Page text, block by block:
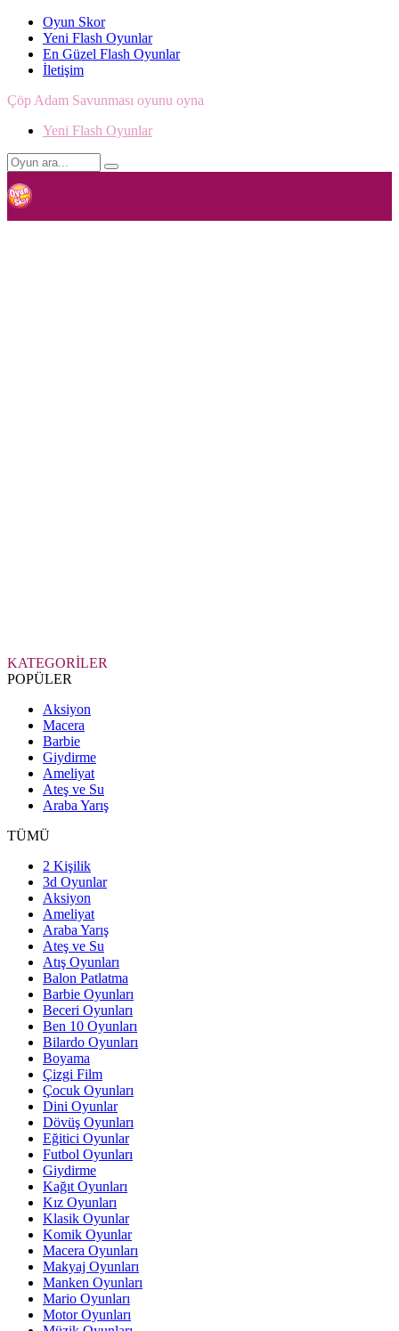
Oyun Skor
Yeni Flash Oyunlar
En Güzel Flash Oyunlar
İletişim
Çöp Adam Savunması oyunu oyna
Yeni Flash Oyunlar
KATEGORİLER
POPÜLER
Aksiyon
Macera
Barbie
Giydirme
Ameliyat
Ateş ve Su
Araba Yarış
TÜMÜ
2 Kişilik
3d Oyunlar
Aksiyon
Ameliyat
Araba Yarış
Ateş ve Su
Atış Oyunları
Balon Patlatma
Barbie Oyunları
Beceri Oyunları
Ben 10 Oyunları
Bilardo Oyunları
Boyama
Çizgi Film
Çocuk Oyunları
Dini Oyunlar
Dövüş Oyunları
Eğitici Oyunlar
Futbol Oyunları
Giydirme
Kağıt Oyunları
Kız Oyunları
Klasik Oyunlar
Komik Oyunlar
Macera Oyunları
Makyaj Oyunları
Manken Oyunları
Mario Oyunları
Motor Oyunları